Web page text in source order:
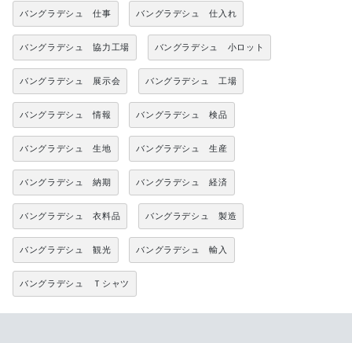
バングラデシュ 仕事 バングラデシュ 仕入れ
バングラデシュ 協力工場 バングラデシュ 小ロット
バングラデシュ 展示会 バングラデシュ 工場
バングラデシュ 情報 バングラデシュ 検品
バングラデシュ 生地 バングラデシュ 生産
バングラデシュ 納期 バングラデシュ 経済
バングラデシュ 衣料品 バングラデシュ 製造
バングラデシュ 観光 バングラデシュ 輸入
バングラデシュ Ｔシャツ